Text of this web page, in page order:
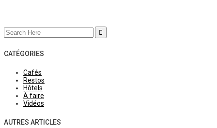
Search
for:
CATÉGORIES
Cafés
Restos
Hôtels
À faire
Vidéos
AUTRES ARTICLES